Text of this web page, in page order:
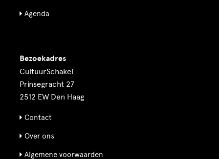
Agenda
Bezoekadres
CultuurSchakel
Prinsegracht 27
2512 EW Den Haag
Contact
Over ons
Algemene voorwaarden